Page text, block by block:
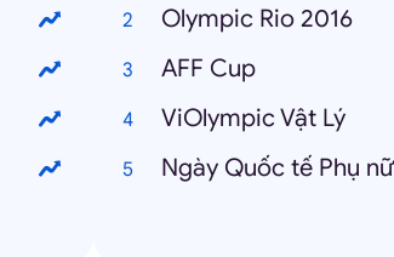
Olympic Rio 2016
AFF Cup
ViOlympic Vật Lý
Ngày Quốc tế Phụ nữ